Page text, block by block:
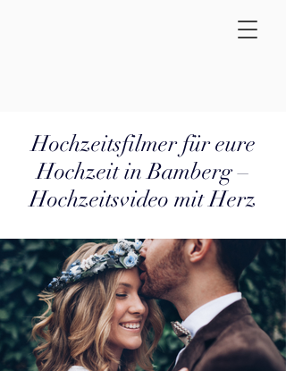
Hochzeitsfilmer für eure
Hochzeit in Bamberg –
Hochzeitsvideo mit Herz